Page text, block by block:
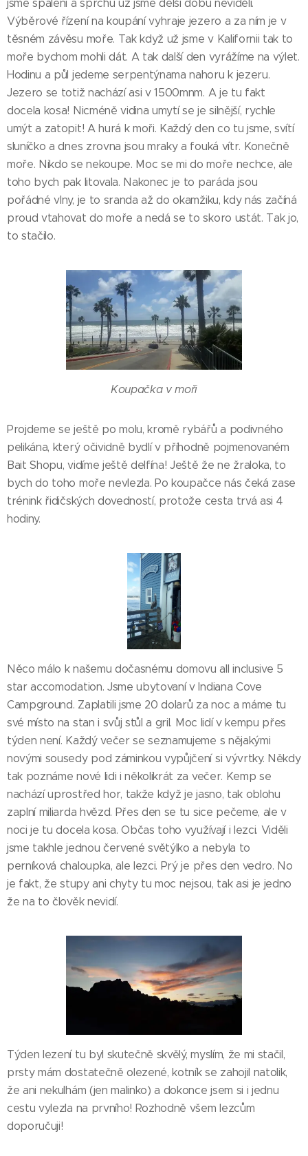
jsme spálení a sprchu už jsme delší dobu neviděli.
Výběrové řízení na koupání vyhraje jezero a za ním je v
těsném závěsu moře. Tak když už jsme v Kalifornii tak to
moře bychom mohli dát. A tak další den vyrážíme na výlet.
Hodinu a půl jedeme serpentýnama nahoru k jezeru.
Jezero se totiž nachází asi v 1500mnm. A je tu fakt
docela kosa! Nicméně vidina umytí se je silnější, rychle
umýt a zatopit! A hurá k moři. Každý den co tu jsme, svítí
sluníčko a dnes zrovna jsou mraky a fouká vítr. Konečně
moře. Nikdo se nekoupe. Moc se mi do moře nechce, ale
toho bych pak litovala. Nakonec je to paráda jsou
pořádné vlny, je to sranda až do okamžiku, kdy nás začíná
proud vtahovat do moře a nedá se to skoro ustát. Tak jo,
to stačilo.
Koupačka v moři
Projdeme se ještě po molu, kromě rybářů a podivného
pelikána, který očividně bydlí v příhodně pojmenovaném
Bait Shopu, vidíme ještě delfína! Ještě že ne žraloka, to
bych do toho moře nevlezla. Po koupačce nás čeká zase
trénink řidičských dovedností, protože cesta trvá asi 4
hodiny.
Něco málo k našemu dočasnému domovu all inclusive 5
star accomodation. Jsme ubytovaní v Indiana Cove
Campground. Zaplatili jsme 20 dolarů za noc a máme tu
své místo na stan i svůj stůl a gril. Moc lidí v kempu přes
týden není. Každý večer se seznamujeme s nějakými
novými sousedy pod záminkou vypůjčení si vývrtky. Někdy
tak poznáme nové lidi i několikrát za večer. Kemp se
nachází uprostřed hor, takže když je jasno, tak oblohu
zaplní miliarda hvězd. Přes den se tu sice pečeme, ale v
noci je tu docela kosa. Občas toho využívají i lezci. Viděli
jsme takhle jednou červené světýlko a nebyla to
perníková chaloupka, ale lezci. Prý je přes den vedro. No
je fakt, že stupy ani chyty tu moc nejsou, tak asi je jedno
že na to člověk nevidí.
Týden lezení tu byl skutečně skvělý, myslím, že mi stačil,
prsty mám dostatečně olezené, kotník se zahojil natolik,
že ani nekulhám (jen malinko) a dokonce jsem si i jednu
cestu vylezla na prvního! Rozhodně všem lezcům
doporučuji!